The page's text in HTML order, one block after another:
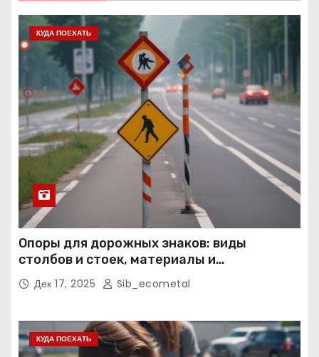
КУДА ПОЕХАТЬ
Опоры для дорожных знаков: виды
столбов и стоек, материалы и
нормативные требования
Дек 17, 2025 Sib_ecometal
КУДА ПОЕХАТЬ